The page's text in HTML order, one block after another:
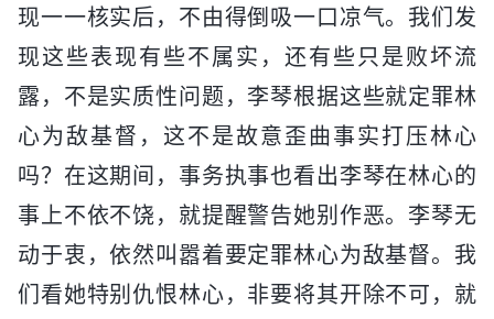
现一一核实后，不由得倒吸一口凉气。我们发
现这些表现有些不属实，还有些只是败坏流
露，不是实质性问题，李琴根据这些就定罪林
心为敌基督，这不是故意歪曲事实打压林心
吗？在这期间，事务执事也看出李琴在林心的
事上不依不饶，就提醒警告她别作恶。李琴无
动于衷，依然叫嚣着要定罪林心为敌基督。我
们看她特别仇恨林心，非要将其开除不可，就